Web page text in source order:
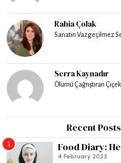
Rabia Çolak
Sanatın Vazgeçilmez
Serra Kaynadır
Ölümü Çağrıştıran
Recent
1 Food Diary:
4 February 2023